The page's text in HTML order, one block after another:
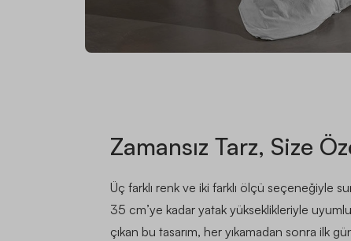
Zamansız Tarz, Size
Üç farklı renk ve iki farklı ölçü seçeneğiyle
35 cm’ye kadar yatak yükseklikleriyle
çıkan bu tasarım, her yıkamadan sonra ilk